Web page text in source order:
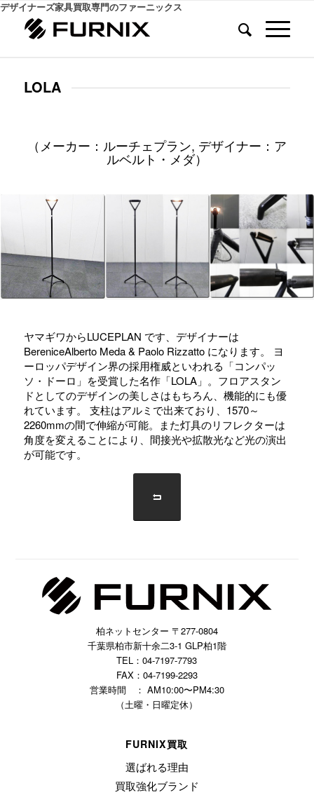
デザイナーズ家具買取専門のファーニックス
LOLA
（メーカー：ルーチェプラン, デザイナー：ア
ルベルト・メダ）
ヤマギワからLUCEPLAN です、デザイナーは
BereniceAlberto Meda & Paolo Rizzatto になります。 ヨ
ーロッパデザイン界の採用権威といわれる「コンパッ
ソ・ドーロ」を受賞した名作「LOLA」。フロアスタン
ドとしてのデザインの美しさはもちろん、機能的にも優
れています。 支柱はアルミで出来ており、1570～
2260mmの間で伸縮が可能。また灯具のリフレクターは
角度を変えることにより、間接光や拡散光など光の演出
が可能です。
柏ネットセンター 〒277-0804
千葉県柏市新十余二3-1 GLP柏1階
TEL：04-7197-7793
FAX：04-7199-2293
営業時間 ： AM10:00〜PM4:30
（土曜・日曜定休）
FURNIX買取
選ばれる理由
買取強化ブランド